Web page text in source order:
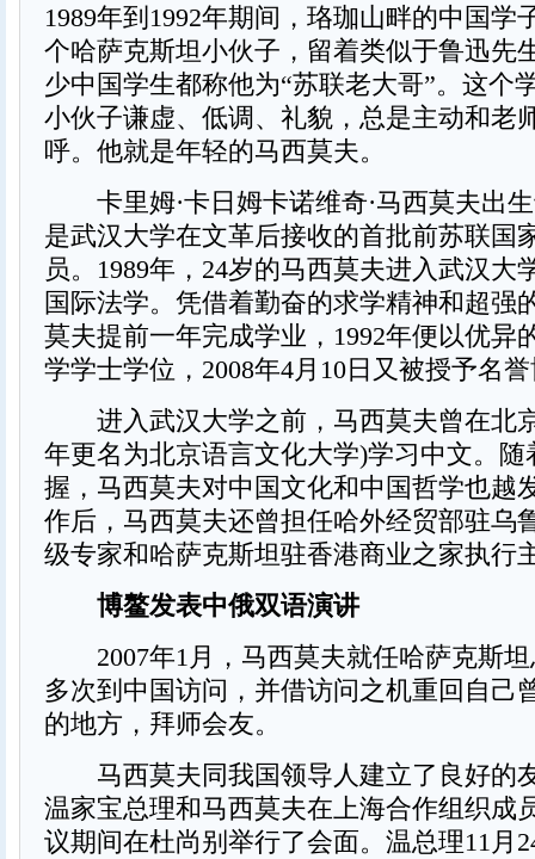
1989年到1992年期间，珞珈山畔的中国学
个哈萨克斯坦小伙子，留着类似于鲁迅先
少中国学生都称他为“苏联老大哥”。这个
小伙子谦虚、低调、礼貌，总是主动和老
呼。他就是年轻的马西莫夫。
卡里姆·卡日姆卡诺维奇·马西莫夫出生
是武汉大学在文革后接收的首批前苏联国
员。1989年，24岁的马西莫夫进入武汉大
国际法学。凭借着勤奋的求学精神和超强
莫夫提前一年完成学业，1992年便以优异
学学士学位，2008年4月10日又被授予名
进入武汉大学之前，马西莫夫曾在北
年更名为北京语言文化大学)学习中文。随
握，马西莫夫对中国文化和中国哲学也越
作后，马西莫夫还曾担任哈外经贸部驻乌
级专家和哈萨克斯坦驻香港商业之家执行
博鳌发表中俄双语演讲
2007年1月，马西莫夫就任哈萨克斯坦
多次到中国访问，并借访问之机重回自己
的地方，拜师会友。
马西莫夫同我国领导人建立了良好的
温家宝总理和马西莫夫在上海合作组织成
议期间在杜尚别举行了会面。温总理11月